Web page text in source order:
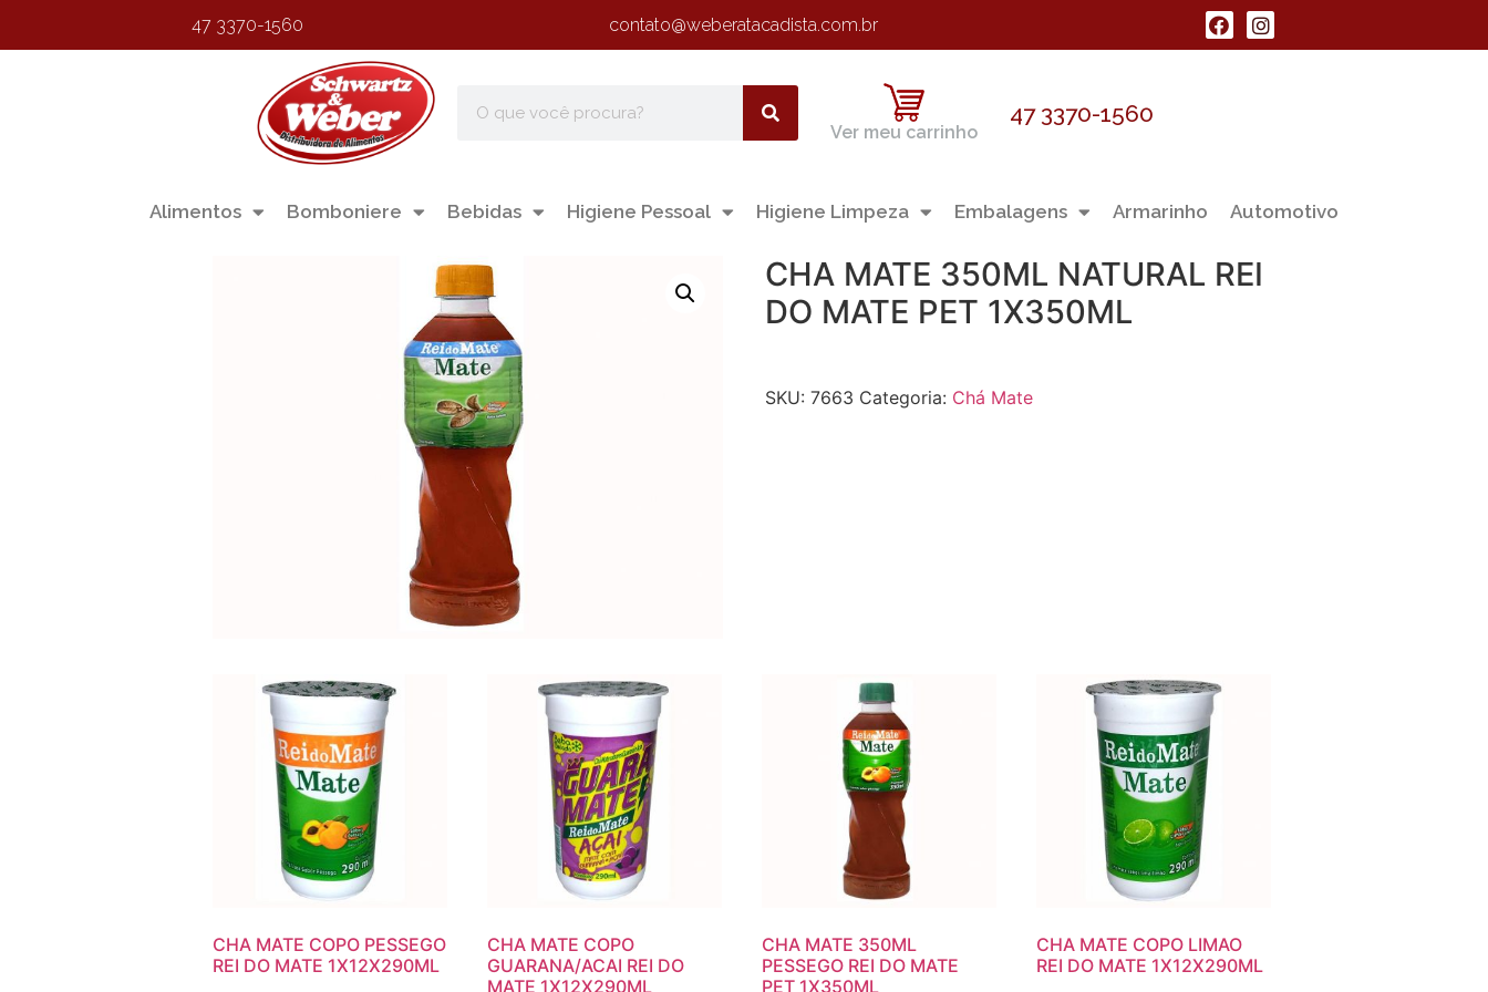
47 3370-1560 contato@weberatacadista.com.br
Ver meu carrinho
47 3370-1560
Alimentos Bomboniere Bebidas Higiene Pessoal Higiene Limpeza Embalagens Armarinho Automotivo
CHA MATE 350ML NATURAL REI
DO MATE PET 1X350ML
SKU:7663 Categoria: Chá Mate
CHA MATE COPO PESSEGO
REI DO MATE 1X12X290ML
CHA MATE COPO
GUARANA/ACAI REI DO
MATE 1X12X290ML
CHA MATE 350ML
PESSEGO REI DO MATE
PET 1X350ML
CHA MATE COPO LIMAO
REI DO MATE 1X12X290ML